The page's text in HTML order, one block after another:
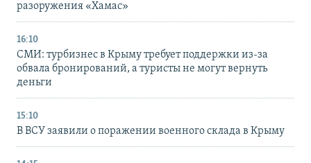
разоружения «Хамас»
16:10
СМИ: турбизнес в Крыму требует поддержки из-за
обвала бронирований, а туристы не могут вернуть
деньги
15:10
В ВСУ заявили о поражении военного склада в Крыму